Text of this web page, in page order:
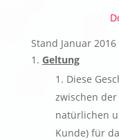
Stand Januar 2016
Geltung
Diese
zwischen
natürlichen
Kunde) für